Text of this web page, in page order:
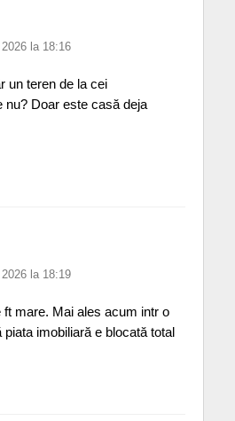
la 18:16
un teren de la cei
nu? Doar este casă deja
la 18:19
ft mare. Mai ales acum intr o
piata imobiliară e blocată total